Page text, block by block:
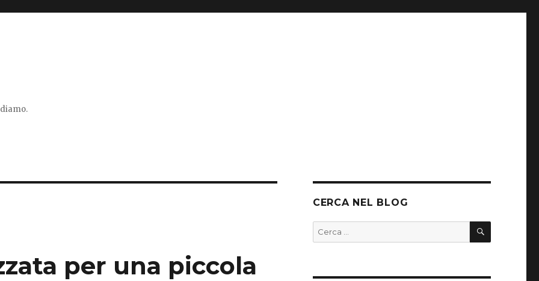
per una piccola
CERCA NEL BLOG
Cerca: CERCA